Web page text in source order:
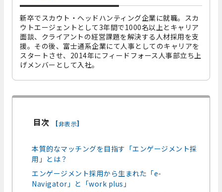
新卒でスカウト・ヘッドハンティング企業に就職。スカ
ウトエージェントとして3年間で1000名以上とキャリア
面談、クライアントの経営課題を解決する人材採用を支
援。その後、富士通系企業にて人事としてのキャリアを
スタートさせ、2014年にフィードフォース人事部立ち上
げメンバーとして入社。
目次 [非表示]
本質的なマッチングを目指す「エンゲージメント採
用」とは？
エンゲージメント採用から生まれた「e-
Navigator」と「work plus」